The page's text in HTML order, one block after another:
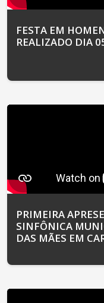
FESTA EM
REALIZADO DIA
PRIMEIRA
SINFÔNICA
DAS MÃES EM